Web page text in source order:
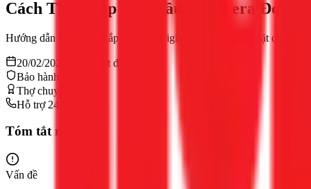
Cách Tháo Nắp Bồn Cầu Viglacera Đơn
Hướng dẫn cách tháo nắp bồn cầu Viglacera và cách lắp đặt chi
20/02/2026
phút đọc
Bảo hành 12 tháng
Thợ chuyên nghiệp
Hỗ trợ 24/7
Tóm tắt nhanh
Vấn đề